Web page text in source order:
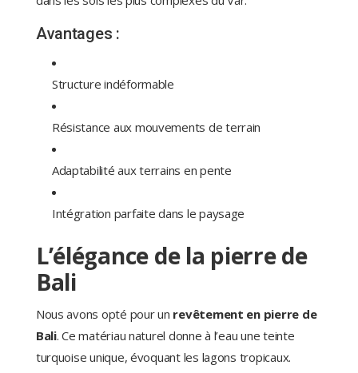
Avantages :
Structure indéformable
Résistance aux mouvements de terrain
Adaptabilité aux terrains en pente
Intégration parfaite dans le paysage
L’élégance de la pierre de
Bali
Nous avons opté pour un revêtement en pierre de
Bali. Ce matériau naturel donne à l’eau une teinte
turquoise unique, évoquant les lagons tropicaux.